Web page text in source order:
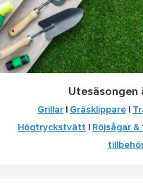
Utesäsongen
Grillar| Gräsklippare|
Högtryckstvätt Röjsågar &